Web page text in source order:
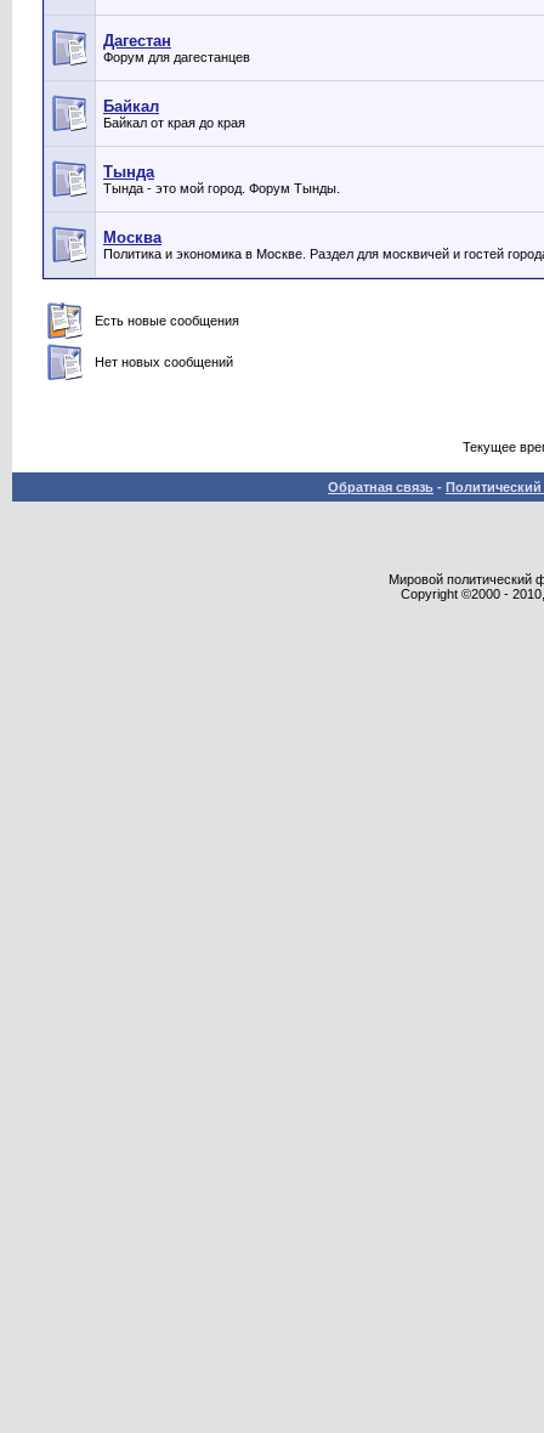
Дагестан
Форум для дагестанцев
Байкал
Байкал от края до края
Тында
Тында - это мой город. Форум Тынды.
Москва
Политика и экономика в Москве. Раздел для москвичей и гостей
Есть новые сообщения
Нет новых сообщений
Текущее
Обратная связь -
Мировой политический
Copyright ©2000 -